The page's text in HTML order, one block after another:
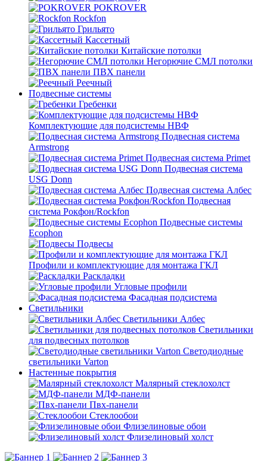
POKROVER
Rockfon
Грильято
Кассетный
Китайские потолки
Негорючие СМЛ потолки
ПВХ панели
Реечный
Подвесные системы
Гребенки
Комплектующие для подсистемы НВФ
Подвесная система
Armstrong
Подвесная система Primet
Подвесная система
USG Donn
Подвесная система Албес
Подвесная
система Рокфон/Rockfon
Подвесные системы
Ecophon
Подвесы
Профили и комплектующие для монтажа ГКЛ
Раскладки
Угловые профили
Фасадная подсистема
Светильники
Светильники Албес
Светильники
для подвесных потолков
Светодиодные
светильники Varton
Настенные покрытия
Малярный стеклохолст
МДФ-панели
Пвх-панели
Стеклообои
Флизелиновые обои
Флизелиновый холст